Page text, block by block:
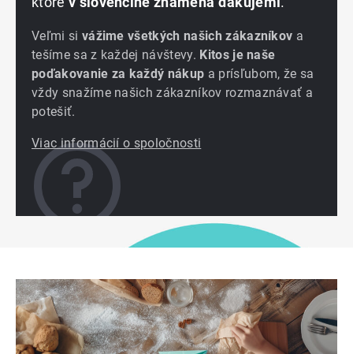
Veľmi si vážime všetkých našich zákazníkov a
tešíme sa z každej návštevy. Kitos je naše
poďakovanie za každý nákup a prísľubom, že sa
vždy snažíme našich zákazníkov rozmaznávať a
potešiť.
Viac informácií o spoločnosti